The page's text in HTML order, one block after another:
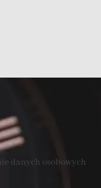
danych osobowych